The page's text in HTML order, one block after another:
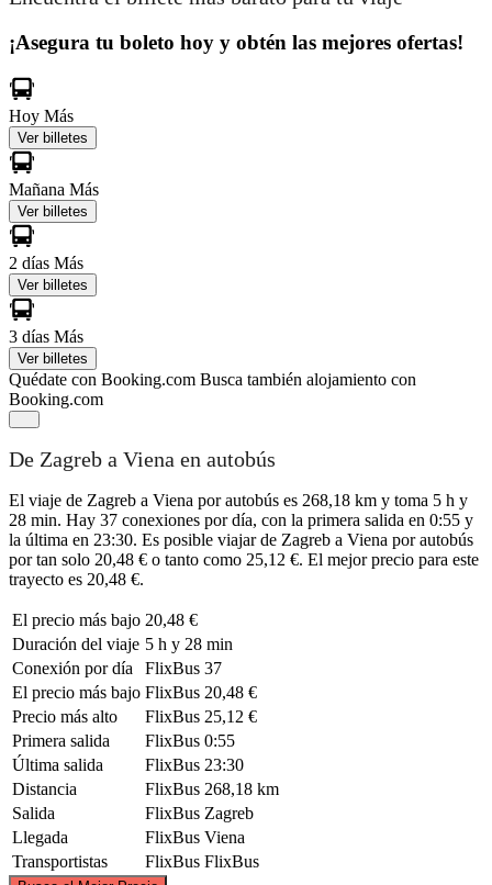
¡Asegura tu boleto hoy y obtén las mejores ofertas!
Hoy Más
Ver billetes
Mañana Más
Ver billetes
2 días Más
Ver billetes
3 días Más
Ver billetes
Quédate con Booking.com Busca también alojamiento con
Booking.com
De Zagreb a Viena en autobús
El viaje de Zagreb a Viena por autobús es 268,18 km y toma 5 h y
28 min. Hay 37 conexiones por día, con la primera salida en 0:55 y
la última en 23:30. Es posible viajar de Zagreb a Viena por autobús
por tan solo 20,48 € o tanto como 25,12 €. El mejor precio para este
trayecto es 20,48 €.
El precio más bajo 20,48 €
Duración del viaje 5 h y 28 min
Conexión por día
FlixBus 37
El precio más bajo FlixBus 20,48 €
Precio más alto
FlixBus 25,12 €
Primera salida
FlixBus 0:55
Última salida
FlixBus 23:30
Distancia
FlixBus 268,18 km
Salida
FlixBus Zagreb
Llegada
FlixBus Viena
Transportistas
FlixBus FlixBus
©